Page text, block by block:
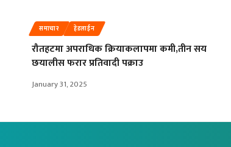
समाचार हेडलाईन
रौतहटमा अपराधिक क्रियाकलापमा कमी,तीन सय
छयालीस फरार प्रतिवादी पक्राउ
January 31, 2025